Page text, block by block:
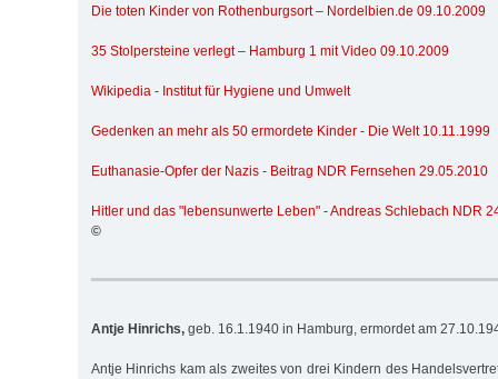
Die toten Kinder von Rothenburgsort – Nordelbien.de 09.10.2009
35 Stolpersteine verlegt – Hamburg 1 mit Video 09.10.2009
Wikipedia - Institut für Hygiene und Umwelt
Gedenken an mehr als 50 ermordete Kinder - Die Welt 10.11.1999
Euthanasie-Opfer der Nazis - Beitrag NDR Fernsehen 29.05.2010
Hitler und das "lebensunwerte Leben" - Andreas Schlebach NDR
©
Antje Hinrichs, geb. 16.1.1940 in Hamburg, ermordet am
Antje Hinrichs kam als zweites von drei Kindern des